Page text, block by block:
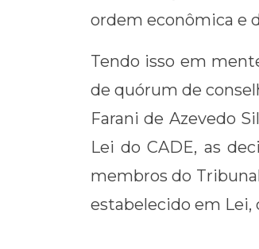
ordem econômica e
Tendo isso em
de quórum de
Farani de Azevedo
Lei do CADE, as
membros do
estabelecido em Lei,